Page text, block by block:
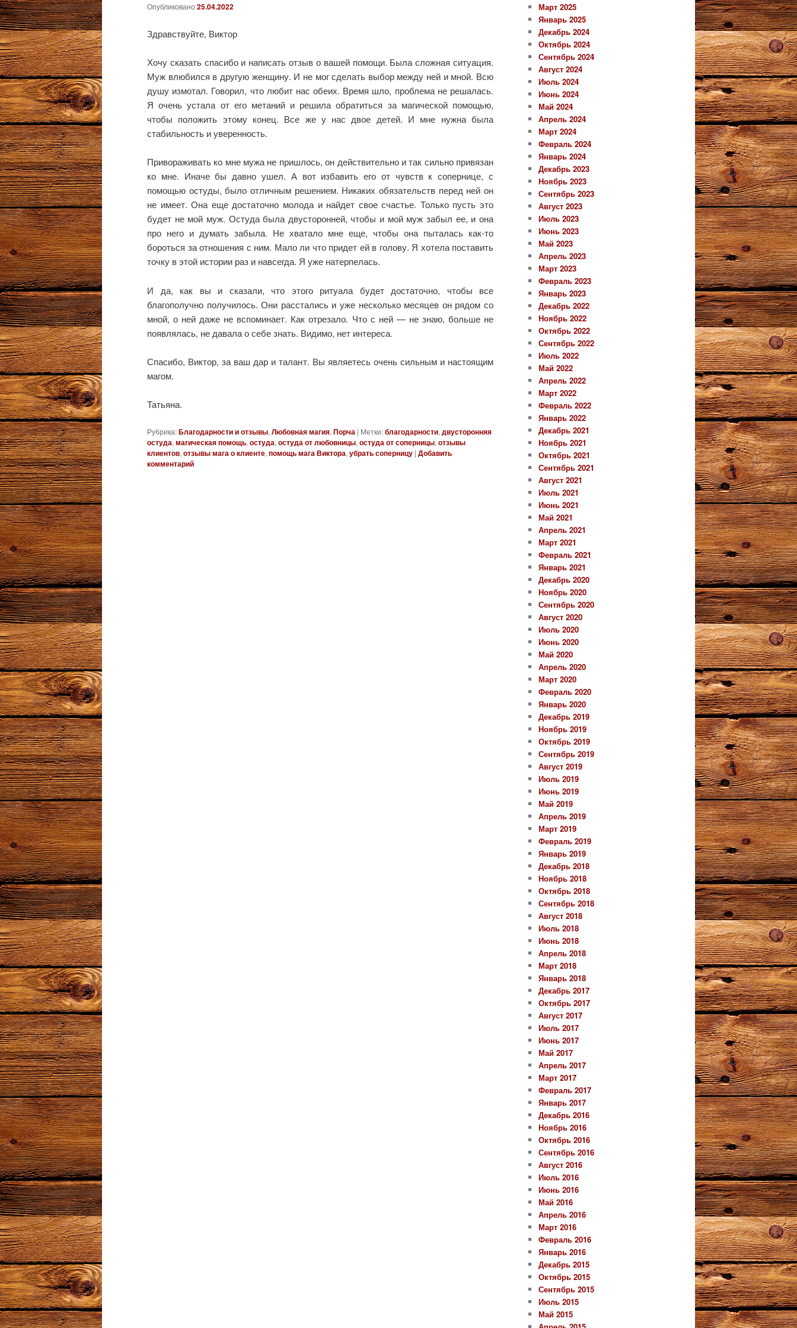
Опубликовано 25.04.2022
Здравствуйте, Виктор
Хочу сказать спасибо и написать отзыв о вашей помощи. Была сложная ситуация.
Муж влюбился в другую женщину. И не мог сделать выбор между ней и мной. Всю
душу измотал. Говорил, что любит нас обеих. Время шло, проблема не решалась.
Я очень устала от его метаний и решила обратиться за магической помощью,
чтобы положить этому конец. Все же у нас двое детей. И мне нужна была
стабильность и уверенность.
Привораживать ко мне мужа не пришлось, он действительно и так сильно привязан
ко мне. Иначе бы давно ушел. А вот избавить его от чувств к сопернице, с
помощью остуды, было отличным решением. Никаких обязательств перед ней он
не имеет. Она еще достаточно молода и найдет свое счастье. Только пусть это
будет не мой муж. Остуда была двусторонней, чтобы и мой муж забыл ее, и она
про него и думать забыла. Не хватало мне еще, чтобы она пыталась как-то
бороться за отношения с ним. Мало ли что придет ей в голову. Я хотела поставить
точку в этой истории раз и навсегда. Я уже натерпелась.
И да, как вы и сказали, что этого ритуала будет достаточно, чтобы все
благополучно получилось. Они расстались и уже несколько месяцев он рядом со
мной, о ней даже не вспоминает. Как отрезало. Что с ней — не знаю, больше не
появлялась, не давала о себе знать. Видимо, нет интереса.
Спасибо, Виктор, за ваш дар и талант. Вы являетесь очень сильным и настоящим
магом.
Татьяна.
Рубрика:Благодарности и отзывы, Любовная магия, Порча | Метки:благодарности, двусторонняя
остуда, магическая помощь, остуда, остуда от любовницы, остуда от соперницы, отзывы
клиентов, отзывы мага о клиенте, помощь мага Виктора, убрать соперницу | Добавить
комментарий
Март 2025
Январь 2025
Декабрь 2024
Октябрь 2024
Сентябрь 2024
Август 2024
Июль 2024
Июнь 2024
Май 2024
Апрель 2024
Март 2024
Февраль 2024
Январь 2024
Декабрь 2023
Ноябрь 2023
Сентябрь 2023
Август 2023
Июль 2023
Июнь 2023
Май 2023
Апрель 2023
Март 2023
Февраль 2023
Январь 2023
Декабрь 2022
Ноябрь 2022
Октябрь 2022
Сентябрь 2022
Июль 2022
Май 2022
Апрель 2022
Март 2022
Февраль 2022
Январь 2022
Декабрь 2021
Ноябрь 2021
Октябрь 2021
Сентябрь 2021
Август 2021
Июль 2021
Июнь 2021
Май 2021
Апрель 2021
Март 2021
Февраль 2021
Январь 2021
Декабрь 2020
Ноябрь 2020
Сентябрь 2020
Август 2020
Июль 2020
Июнь 2020
Май 2020
Апрель 2020
Март 2020
Февраль 2020
Январь 2020
Декабрь 2019
Ноябрь 2019
Октябрь 2019
Сентябрь 2019
Август 2019
Июль 2019
Июнь 2019
Май 2019
Апрель 2019
Март 2019
Февраль 2019
Январь 2019
Декабрь 2018
Ноябрь 2018
Октябрь 2018
Сентябрь 2018
Август 2018
Июль 2018
Июнь 2018
Апрель 2018
Март 2018
Январь 2018
Декабрь 2017
Октябрь 2017
Август 2017
Июль 2017
Июнь 2017
Май 2017
Апрель 2017
Март 2017
Февраль 2017
Январь 2017
Декабрь 2016
Ноябрь 2016
Октябрь 2016
Сентябрь 2016
Август 2016
Июль 2016
Июнь 2016
Май 2016
Апрель 2016
Март 2016
Февраль 2016
Январь 2016
Декабрь 2015
Октябрь 2015
Сентябрь 2015
Июль 2015
Май 2015